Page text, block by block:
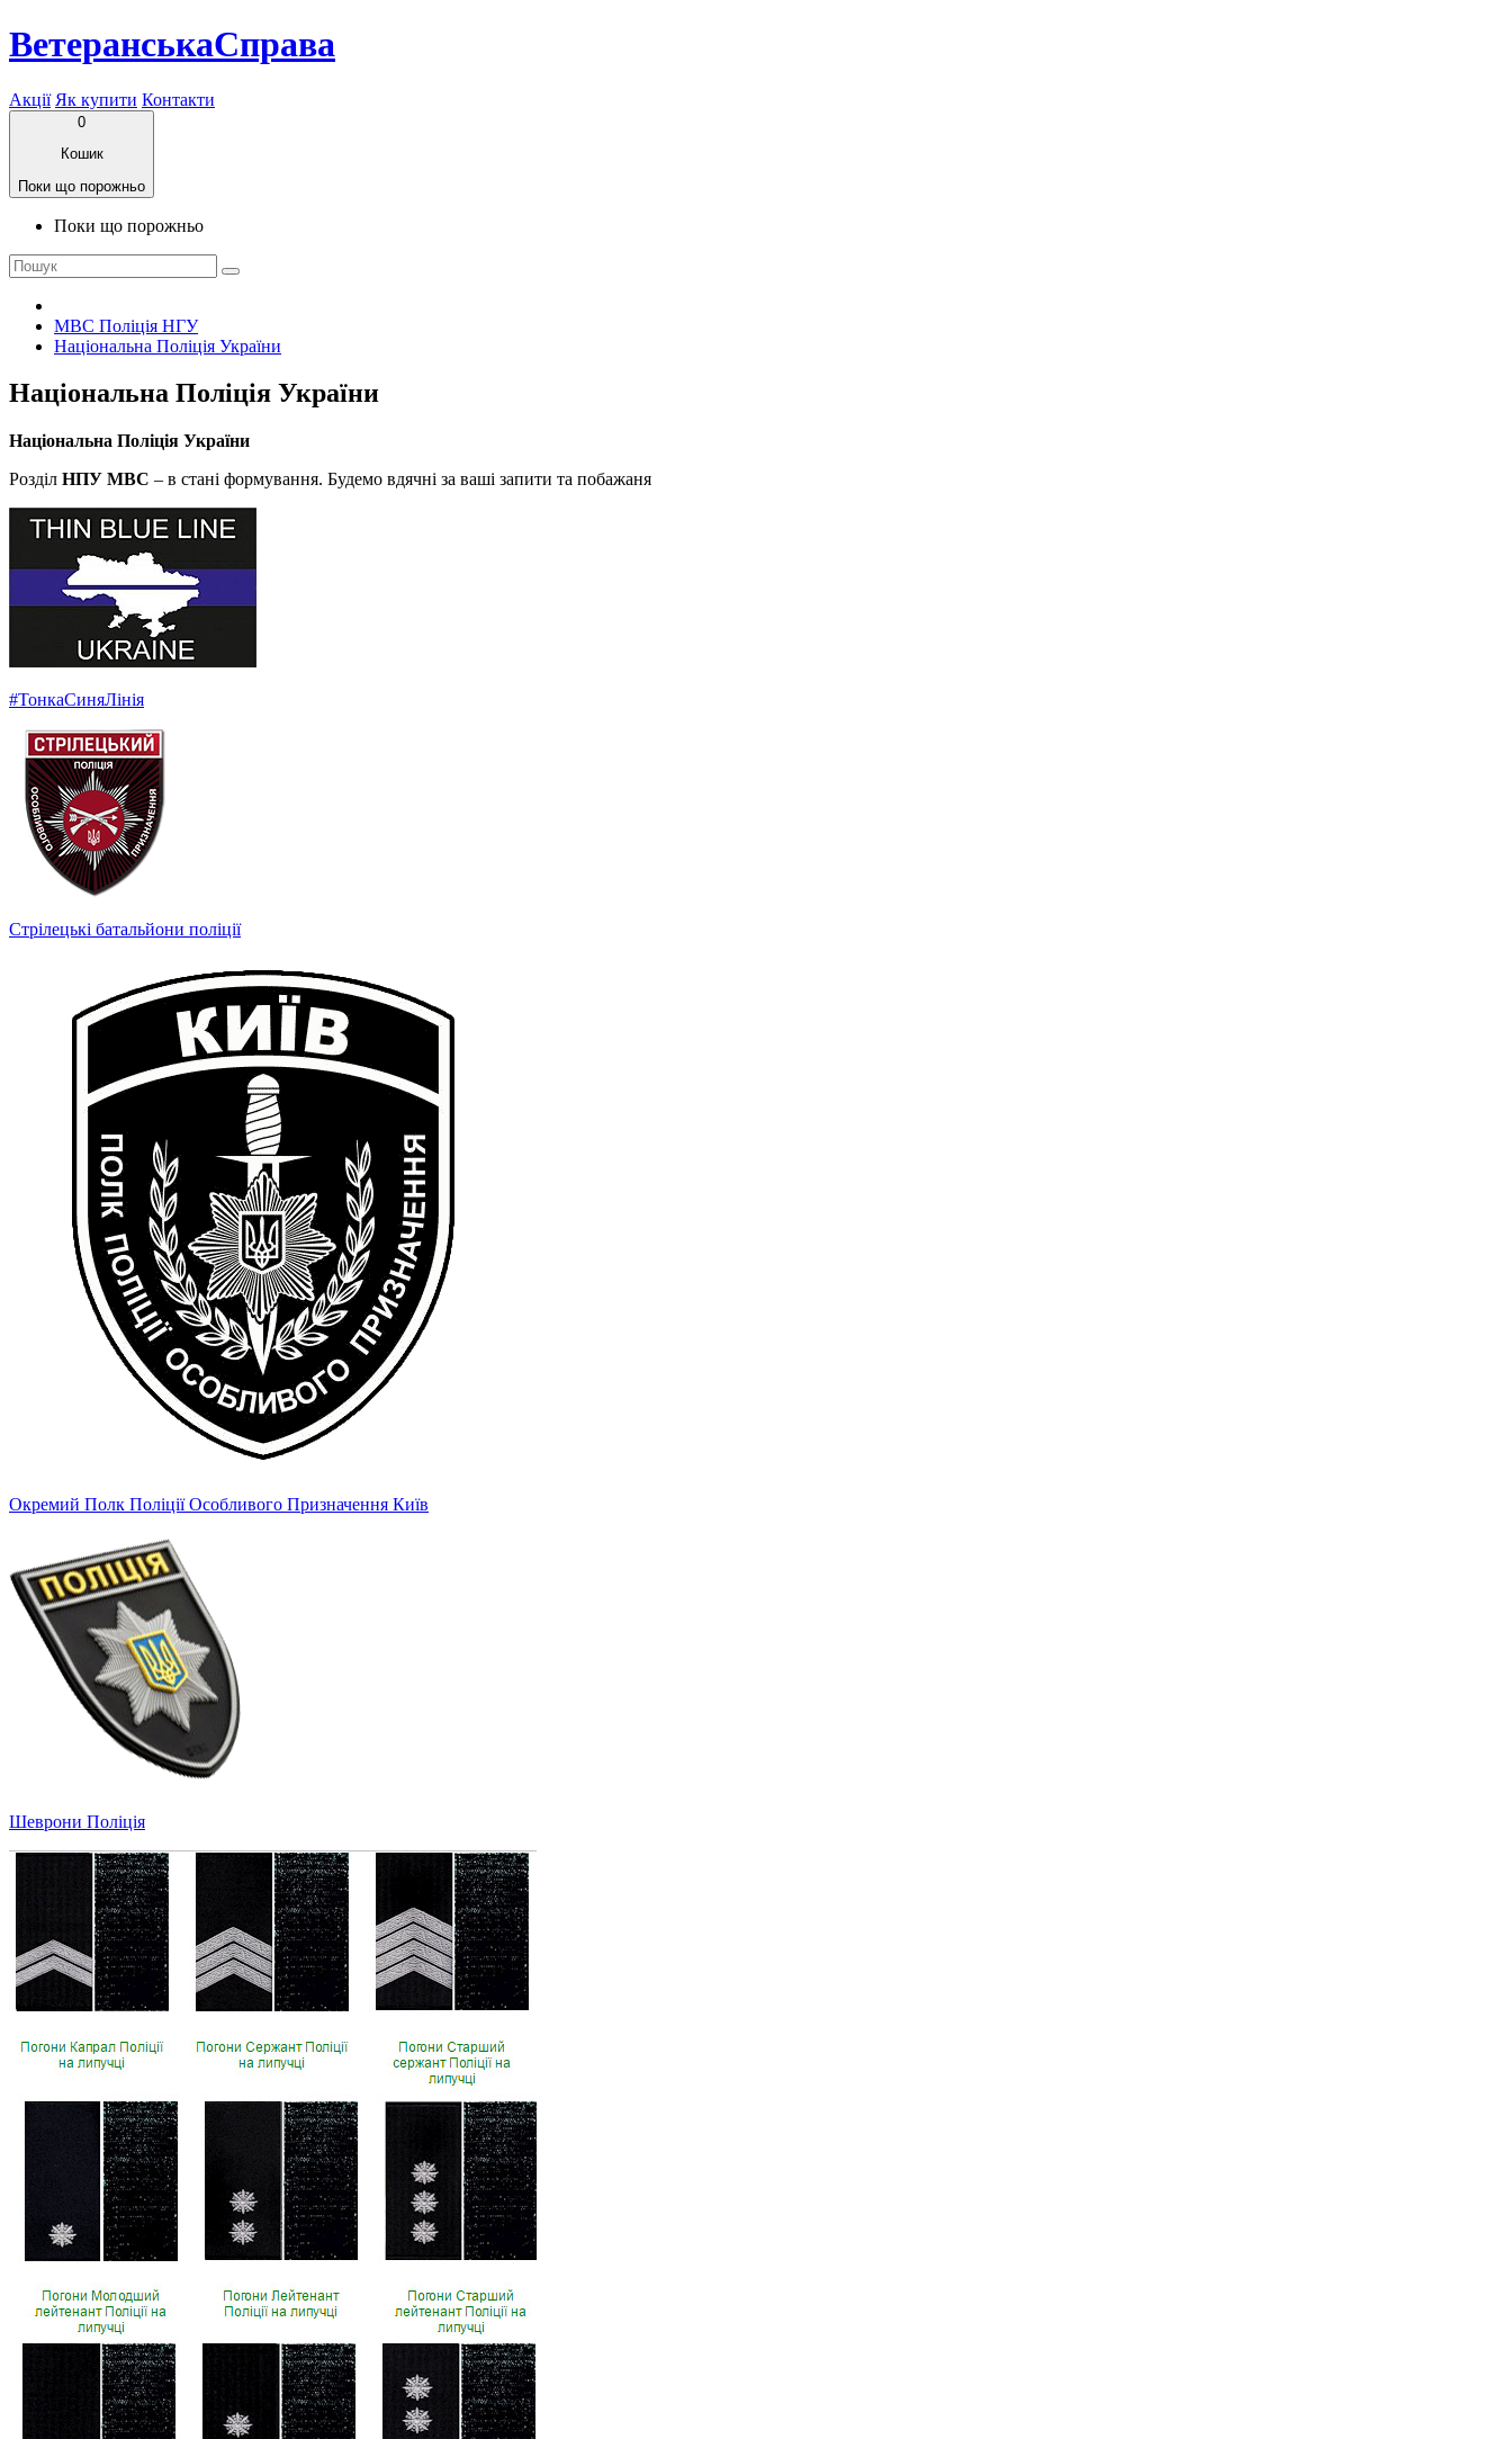
ВетеранськаСправа
Акції Як купити Контакти
0
Кошик
Поки що порожньо
Поки що порожньо
МВС Поліція НГУ
Національна Поліція України
Національна Поліція України
Національна Поліція України
Розділ НПУ МВС – в стані формування. Будемо вдячні за ваші запити та побажаня
#ТонкаСиняЛінія
Cтрілецькі батальйони поліції
Окремий Полк Поліції Особливого Призначення Київ
Шеврони Поліція